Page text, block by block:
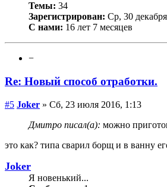
Темы: 34
Зарегистрирован: Ср, 30
С нами: 16 лет 7 месяцев
−
Re: Новый способ отработки.
#5 Joker » Сб, 23 июля 2016, 1:13
Дмитро писал(а): можно
это как? типа сварил борщ и в ванну
Joker
Я новенький...